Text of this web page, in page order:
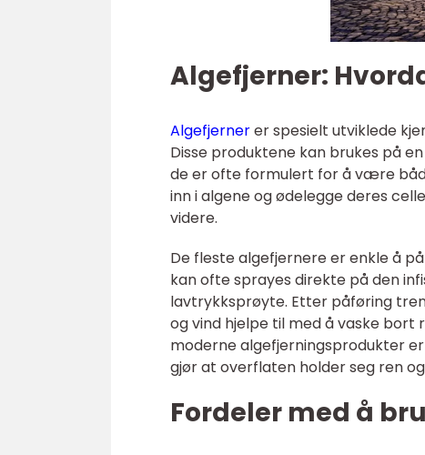
Algefjerner:
Algefjernerer spesielt utviklede
Disse produktene kan brukes på
de er ofte formulert for å være
inn i algene og ødelegge deres
videre.
De fleste algefjernere er enkle å
kan ofte sprayes direkte på den
lavtrykksprøyte. Etter påføring
og vind hjelpe til med å vaske
moderne algefjerningsprodukter
gjør at overflaten holder seg ren
Fordeler med å